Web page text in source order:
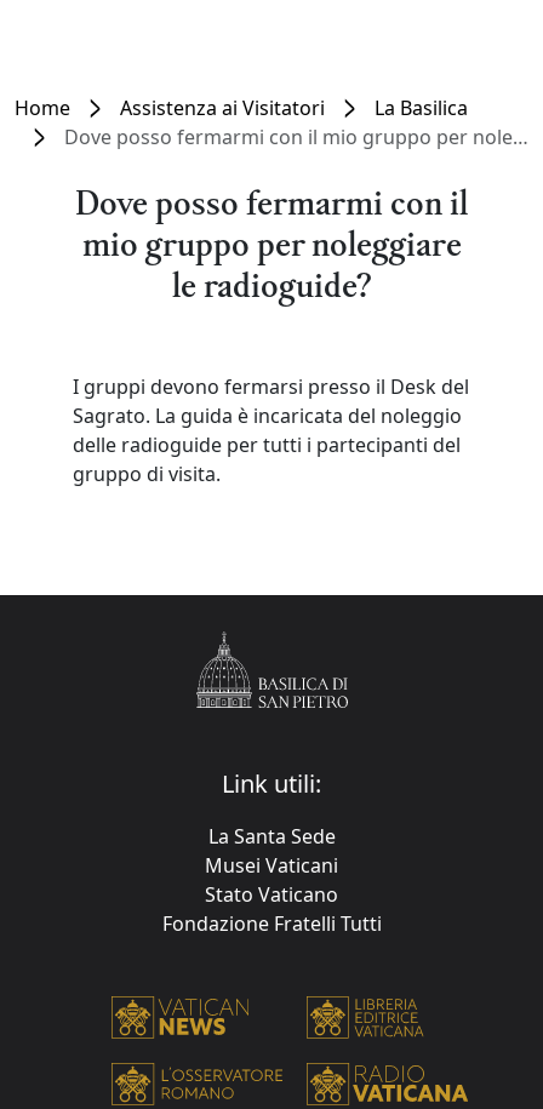
Home Assistenza ai Visitatori
La Basilica
Dove posso fermarmi con il mio gruppo per noleggiare le radioguide?
Dove posso fermarmi con il
mio gruppo per noleggiare
le radioguide?
I gruppi devono fermarsi presso il Desk del
Sagrato. La guida è incaricata del noleggio
delle radioguide per tutti i partecipanti del
gruppo di visita.
Link utili:
La Santa Sede
Musei Vaticani
Stato Vaticano
Fondazione Fratelli Tutti